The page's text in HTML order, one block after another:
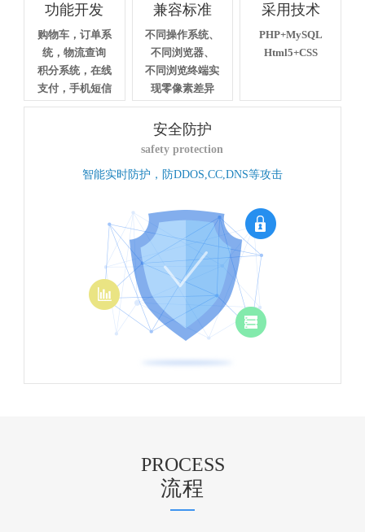
功能开发
购物车，订单系
统，物流查询
积分系统，在线
支付，手机短信
兼容标准
不同操作系统、
不同浏览器、
不同浏览终端实
现零像素差异
采用技术
PHP+MySQL
Html5+CSS
安全防护
safety protection
智能实时防护，防DDOS,CC,DNS等攻击
PROCESS
流程